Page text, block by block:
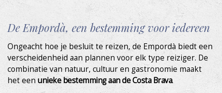
De Empordà, een bestemming voor iedereen
Ongeacht hoe je besluit te reizen, de Empordà biedt een
verscheidenheid aan plannen voor elk type reiziger. De
combinatie van natuur, cultuur en gastronomie maakt
het een unieke bestemming aan de Costa Brava.